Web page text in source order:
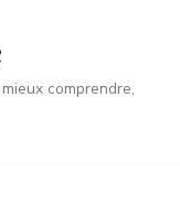
comprendre,